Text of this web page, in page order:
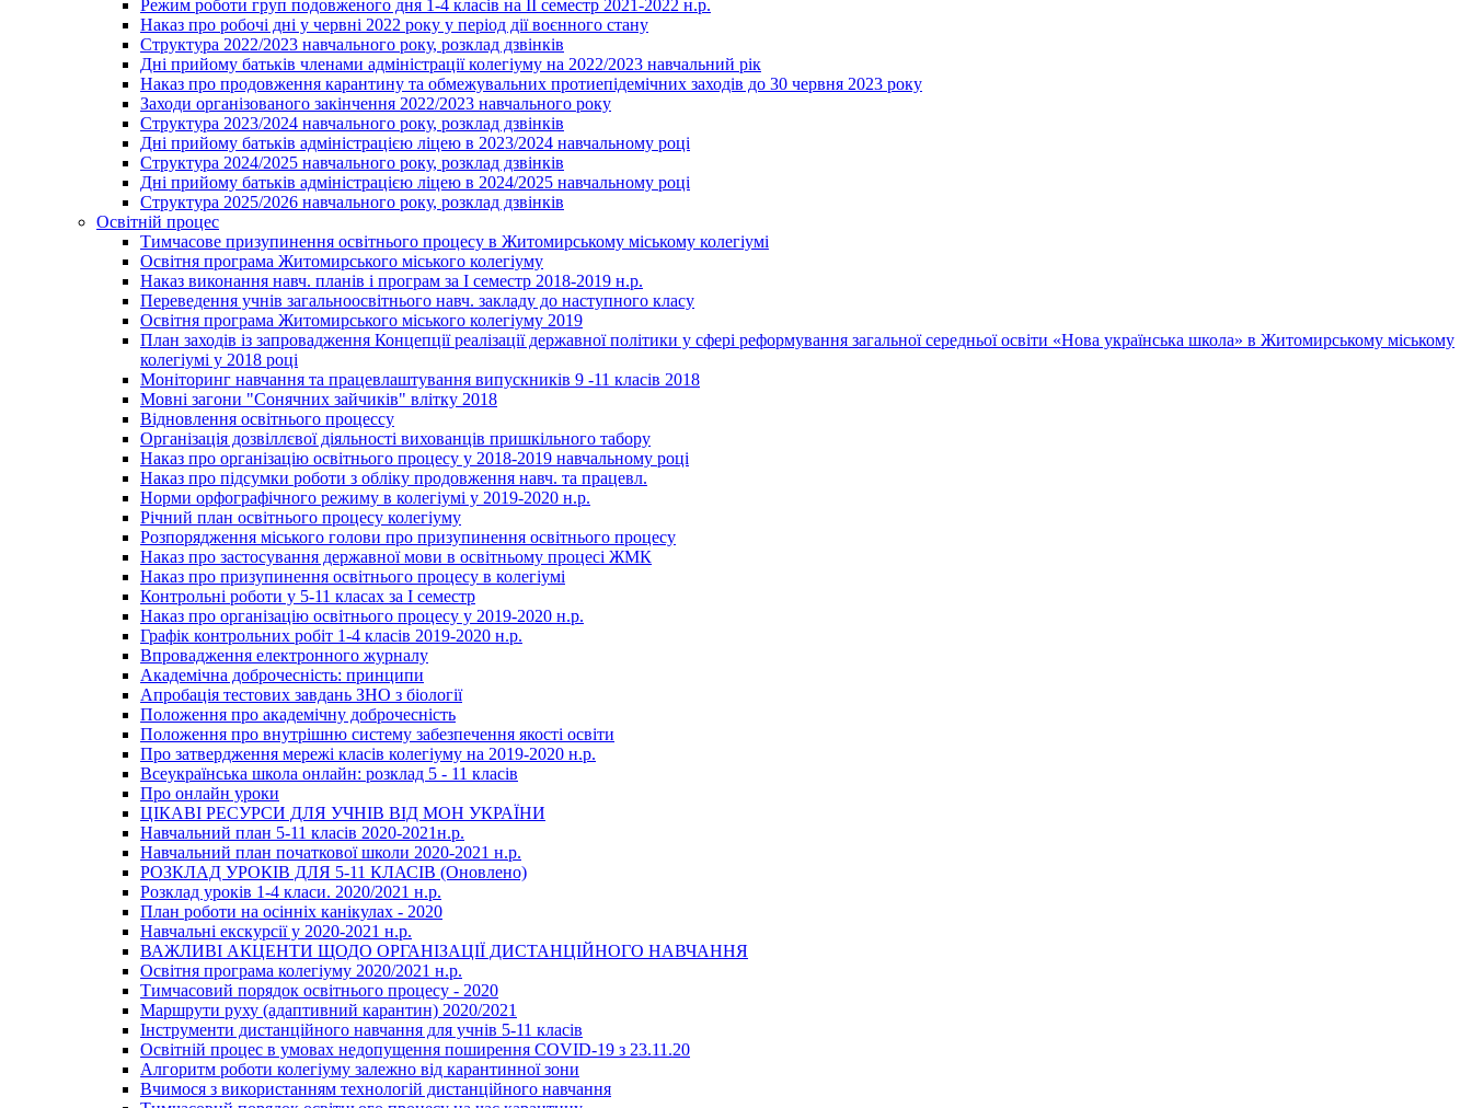
Режим роботи груп подовженого дня 1-4 класів на ІІ семестр 2021-2022 н.р.
Наказ про робочі дні у червні 2022 року у період дії воєнного стану
Структура 2022/2023 навчального року, розклад дзвінків
Дні прийому батьків членами адміністрації колегіуму на 2022/2023 навчальний рік
Наказ про продовження карантину та обмежувальних протиепідемічних заходів до 30 червня 2023 року
Заходи організованого закінчення 2022/2023 навчального року
Структура 2023/2024 навчального року, розклад дзвінків
Дні прийому батьків адміністрацією ліцею в 2023/2024 навчальному році
Структура 2024/2025 навчального року, розклад дзвінків
Дні прийому батьків адміністрацією ліцею в 2024/2025 навчальному році
Структура 2025/2026 навчального року, розклад дзвінків
Освітній процес
Тимчасове призупинення освітнього процесу в Житомирському міському колегіумі
Освітня програма Житомирського міського колегіуму
Наказ виконання навч. планів і програм за І семестр 2018-2019 н.р.
Переведення учнів загальноосвітнього навч. закладу до наступного класу
Освітня програма Житомирського міського колегіуму 2019
План заходів із запровадження Концепції реалізації державної політики у сфері реформування загальної середньої освіти «Нова українська школа» в Житомирському міському
колегіумі у 2018 році
Моніторинг навчання та працевлаштування випускників 9 -11 класів 2018
Мовні загони "Сонячних зайчиків" влітку 2018
Відновлення освітнього процессу
Організація дозвіллєвої діяльності вихованців пришкільного табору
Наказ про організацію освітнього процесу у 2018-2019 навчальному році
Наказ про підсумки роботи з обліку продовження навч. та працевл.
Норми орфографічного режиму в колегіумі у 2019-2020 н.р.
Річний план освітнього процесу колегіуму
Розпорядження міського голови про призупинення освітнього процесу
Наказ про застосування державної мови в освітньому процесі ЖМК
Наказ про призупинення освітнього процесу в колегіумі
Контрольні роботи у 5-11 класах за І семестр
Наказ про організацію освітнього процесу у 2019-2020 н.р.
Графік контрольних робіт 1-4 класів 2019-2020 н.р.
Впровадження електронного журналу
Академічна доброчесність: принципи
Апробація тестових завдань ЗНО з біології
Положення про академічну доброчесність
Положення про внутрішню систему забезпечення якості освіти
Про затвердження мережі класів колегіуму на 2019-2020 н.р.
Всеукраїнська школа онлайн: розклад 5 - 11 класів
Про онлайн уроки
ЦІКАВІ РЕСУРСИ ДЛЯ УЧНІВ ВІД МОН УКРАЇНИ
Навчальний план 5-11 класів 2020-2021н.р.
Навчальний план початкової школи 2020-2021 н.р.
РОЗКЛАД УРОКІВ ДЛЯ 5-11 КЛАСІВ (Оновлено)
Розклад уроків 1-4 класи. 2020/2021 н.р.
План роботи на осінніх канікулах - 2020
Навчальні екскурсії у 2020-2021 н.р.
ВАЖЛИВІ АКЦЕНТИ ЩОДО ОРГАНІЗАЦІЇ ДИСТАНЦІЙНОГО НАВЧАННЯ
Освітня програма колегіуму 2020/2021 н.р.
Тимчасовий порядок освітнього процесу - 2020
Маршрути руху (адаптивний карантин) 2020/2021
Інструменти дистанційного навчання для учнів 5-11 класів
Освітній процес в умовах недопущення поширення COVID-19 з 23.11.20
Алгоритм роботи колегіуму залежно від карантинної зони
Вчимося з використанням технологій дистанційного навчання